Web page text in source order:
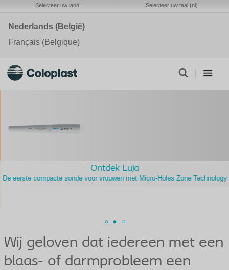
Selecteer uw land Selecteer uw taal (nl)
Nederlands (België)
Français (Belgique)
Ontdek Luja
De eerste compacte sonde voor vrouwen met Micro-Holes Zone Technology
Wij geloven dat iedereen met een
blaas- of darmprobleem een